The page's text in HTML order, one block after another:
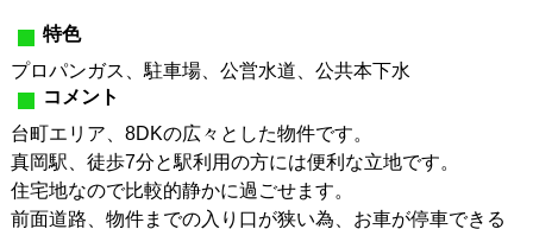
特色
プロパンガス、駐車場、公営水道、公共本下水
コメント
台町エリア、8DKの広々とした物件です。
真岡駅、徒歩7分と駅利用の方には便利な立地です。
住宅地なので比較的静かに過ごせます。
前面道路、物件までの入り口が狭い為、お車が停車できる